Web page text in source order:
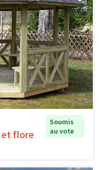
et flore
Soumis
au vote